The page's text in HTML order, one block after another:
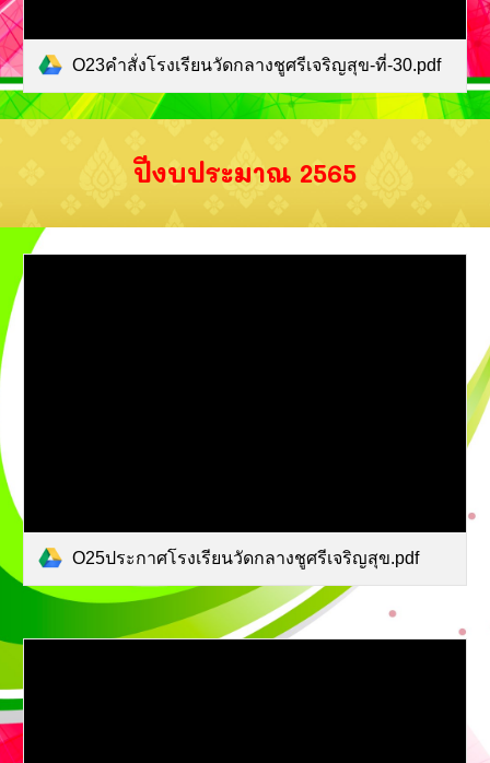
O23คำสั่งโรงเรียนวัดกลางชูศรีเจริญสุข-ที่-30.pdf
ปีงบประมาณ 2565
O25ประกาศโรงเรียนวัดกลางชูศรีเจริญสุข.pdf